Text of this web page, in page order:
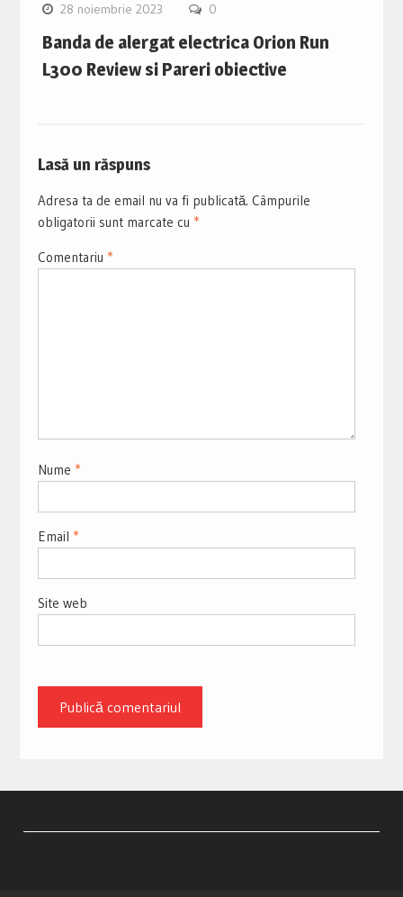
28 noiembrie 2023 0
Banda de alergat electrica Orion Run
L300 Review si Pareri obiective
Lasă un răspuns
Adresa ta de email nu va fi publicată. Câmpurile
obligatorii sunt marcate cu *
Comentariu *
Nume *
Email *
Site web